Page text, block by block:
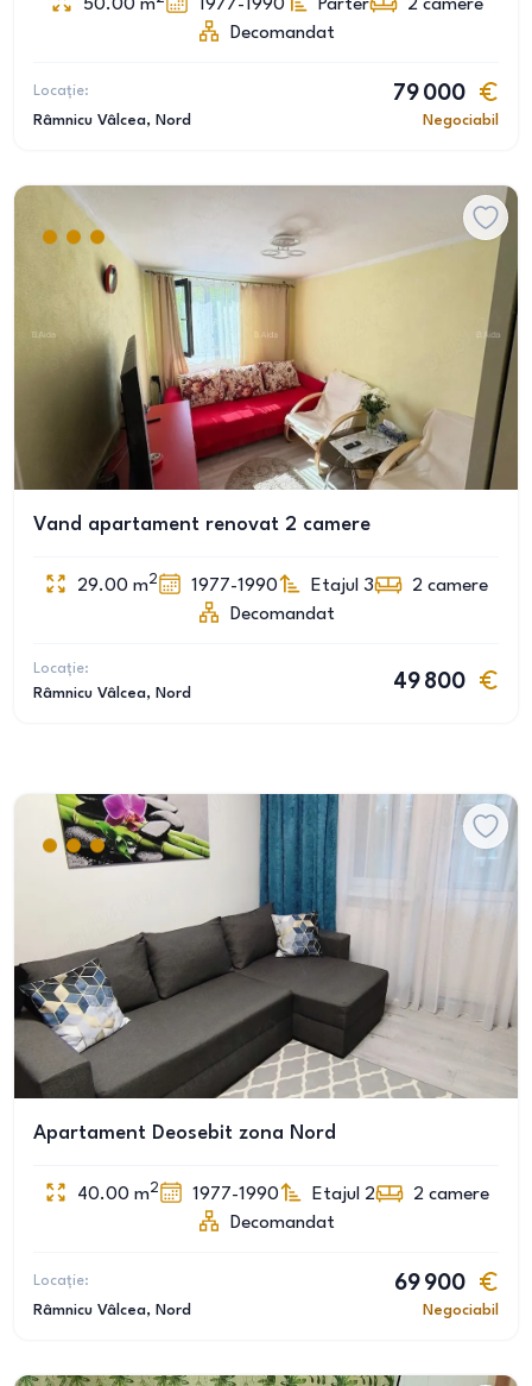
50.00 m 1977-1990 Parter 2 camere
Decomandat
Locație:
Râmnicu Vâlcea, Nord
79 000
Negociabil
Vand apartament renovat 2 camere
29.00 m2 1977-1990 Etajul 3 2 camere
Decomandat
Locație:
Râmnicu Vâlcea, Nord
49 800
Apartament Deosebit zona Nord
40.00 m2 1977-1990 Etajul 2 2 camere
Decomandat
Locație:
Râmnicu Vâlcea, Nord
69 900
Negociabil